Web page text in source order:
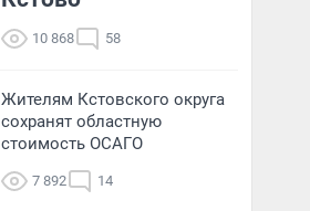
10 868 58
Жителям Кстовского округа
сохранят областную
стоимость ОСАГО
7 892 14